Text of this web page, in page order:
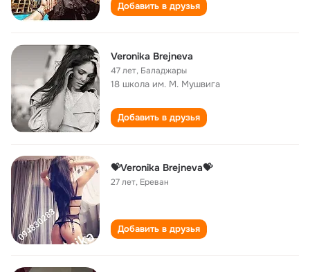
Добавить в друзья
Veronika Brejneva
47 лет, Баладжары
18 школа им. М. Мушвига
Добавить в друзья
💝Veronika Brejneva💝
27 лет, Ереван
Добавить в друзья